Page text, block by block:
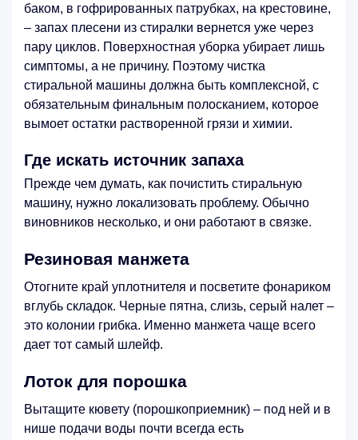
баком, в гофрированных патрубках, на крестовине,
– запах плесени из стиралки вернется уже через
пару циклов. Поверхностная уборка убирает лишь
симптомы, а не причину. Поэтому чистка
стиральной машины должна быть комплексной, с
обязательным финальным полосканием, которое
вымоет остатки растворенной грязи и химии.
Где искать источник запаха
Прежде чем думать, как почистить стиральную
машину, нужно локализовать проблему. Обычно
виновников несколько, и они работают в связке.
Резиновая манжета
Отогните край уплотнителя и посветите фонариком
вглубь складок. Черные пятна, слизь, серый налет –
это колонии грибка. Именно манжета чаще всего
дает тот самый шлейф.
Лоток для порошка
Вытащите кювету (порошкоприемник) – под ней и в
нише подачи воды почти всегда есть